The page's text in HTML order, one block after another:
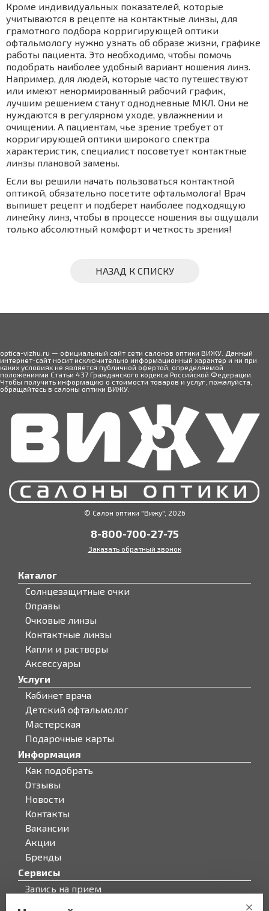
Кроме индивидуальных показателей, которые
учитываются в рецепте на контактные линзы, для
грамотного подбора корригирующей оптики
офтальмологу нужно узнать об образе жизни, графике
работы пациента. Это необходимо, чтобы помочь
подобрать наиболее удобный вариант ношения линз.
Например, для людей, которые часто путешествуют
или имеют ненормированный рабочий график,
лучшим решением станут однодневные МКЛ. Они не
нуждаются в регулярном уходе, увлажнении и
очищении. А пациентам, чье зрение требует от
корригирующей оптики широкого спектра
характеристик, специалист посоветует контактные
линзы плановой замены.
Если вы решили начать пользоваться контактной
оптикой, обязательно посетите офтальмолога! Врач
выпишет рецепт и подберет наиболее подходящую
линейку линз, чтобы в процессе ношения вы ощущали
только абсолютный комфорт и четкость зрения!
НАЗАД К СПИСКУ
optica-vizhu.ru — официальный сайт сети салонов оптики ВИЖУ. Данный
интернет-сайт носит исключительно информационный характер и ни при
каких условиях не является публичной офертой, определяемой
положениями Статьи 437 Гражданского кодекса Российской Федерации.
Чтобы получить информацию о стоимости товаров и услуг, пожалуйста,
обращайтесь в салоны оптики ВИЖУ.
© Салон оптики "Вижу", 2026
8-800-700-27-75
Заказать обратный звонок
Каталог
Солнцезащитные очки
Оправы
Очковые линзы
Контактные линзы
Капли и растворы
Аксессуары
Услуги
Кабинет врача
Детский офтальмолог
Мастерская
Подарочные карты
Информация
Как подобрать
Отзывы
Новости
Контакты
Вакансии
Акции
Бренды
Сервисы
Запись на прием